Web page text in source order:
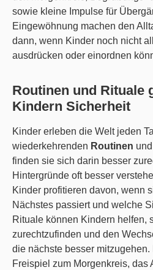
sowie kleine Impulse für
Eingewöhnung machen den
dann, wenn Kinder noch nicht
ausdrücken oder einordnen
Routinen und Rituale
Kindern Sicherheit
Kinder erleben die Welt jeden
wiederkehrenden Routinen
finden sie sich darin besser
Hintergründe oft besser
Kinder profitieren davon, wenn
Nächstes passiert und welche
Rituale können Kindern helfen,
zurechtzufinden und den
die nächste besser
Freispiel zum Morgenkreis, das